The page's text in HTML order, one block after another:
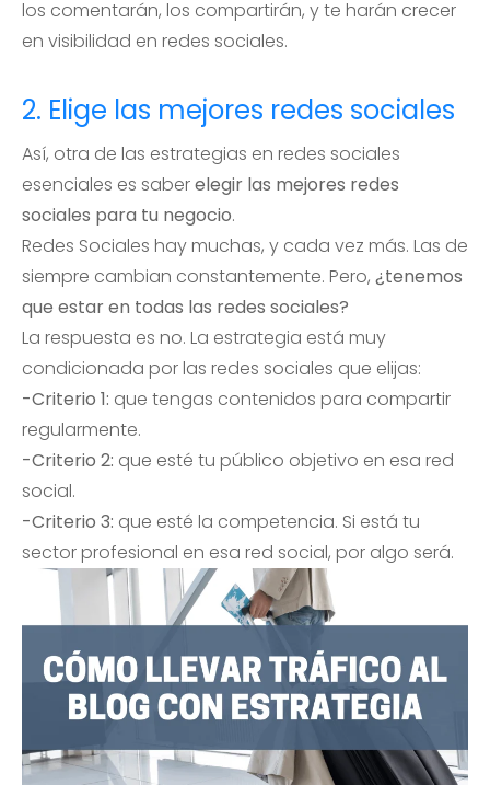
los comentarán, los compartirán, y te harán crecer
en visibilidad en redes sociales.
2. Elige las mejores redes sociales
Así, otra de las estrategias en redes sociales
esenciales es saberelegir las mejores redes
sociales para tu negocio.
Redes Sociales hay muchas, y cada vez más. Las de
siempre cambian constantemente. Pero, ¿tenemos
que estar en todas las redes sociales?
La respuesta es no. La estrategia está muy
condicionada por las redes sociales que elijas:
-Criterio 1: que tengas contenidos para compartir
regularmente.
-Criterio 2: que esté tu público objetivo en esa red
social.
-Criterio 3: que esté la competencia. Si está tu
sector profesional en esa red social, por algo será.